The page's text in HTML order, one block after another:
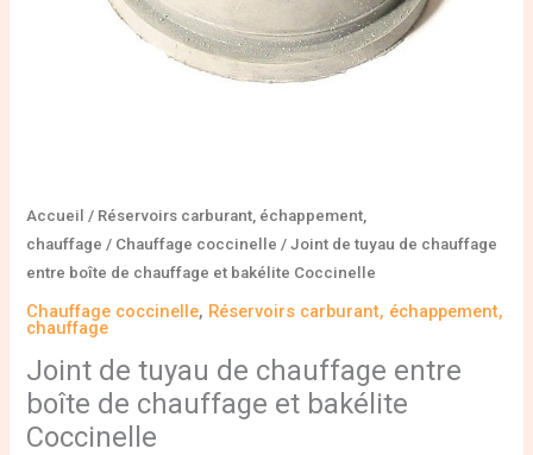
Accueil / Réservoirs carburant, échappement,
chauffage / Chauffage coccinelle / Joint de tuyau de chauffage
entre boîte de chauffage et bakélite Coccinelle
Chauffage coccinelle, Réservoirs carburant, échappement,
chauffage
Joint de tuyau de chauffage entre
boîte de chauffage et bakélite
Coccinelle